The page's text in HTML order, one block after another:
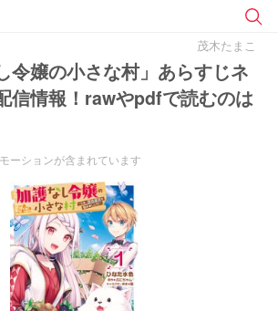
茂木たまこ
令嬢の小さな村」あらすじネ
信情報！rawやpdfで読むのは
ーションが含まれています